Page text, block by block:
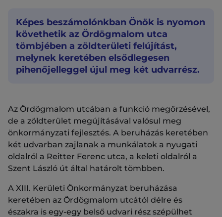
Képes beszámolónkban Önök is nyomon
követhetik az Ördögmalom utca
tömbjében a zöldterületi felújítást,
melynek keretében elsődlegesen
pihenőjelleggel újul meg két udvarrész.
Az Ördögmalom utcában a funkció megőrzésével,
de a zöldterület megújításával valósul meg
önkormányzati fejlesztés. A beruházás keretében
két udvarban zajlanak a munkálatok a nyugati
oldalról a Reitter Ferenc utca, a keleti oldalról a
Szent László út által határolt tömbben.
A XIII. Kerületi Önkormányzat beruházása
keretében az Ördögmalom utcától délre és
északra is egy-egy belső udvari rész szépülhet